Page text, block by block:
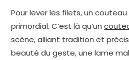
Pour lever les filets, un
primordial. C’est là qu’un
scène, alliant tradition et
beauté du geste, une lame